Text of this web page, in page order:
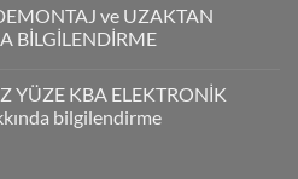
ve UZAKTAN
BİLGİLENDİRME
YÜZE KBA ELEKTRONİK
bilgilendirme